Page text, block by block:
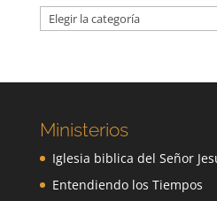
Categorías
Ministerios
Iglesia biblica del Señor
Entendiendo los Tiempos